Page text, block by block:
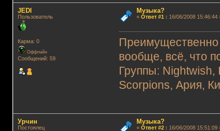
JEDI
Пользователь
Карма: 0
Оффлайн
Сообщений: 59
Музыка?
« Ответ #1 : 16/06/2008 15:46:44
Преимущественно
вообще, всё, что
Группы:
Scorpions, Ария,
Урчин
Постоялец
Музыка?
« Ответ #2: 16/06/2008 15:51:09